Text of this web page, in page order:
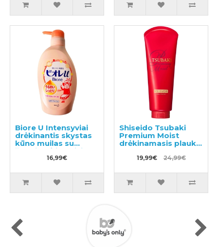
Biore U Intensyviai
drėkinantis skystas
kūno muilas su
švelniu gėlių-vaisių
aromatou 480ml
16,99€
Shiseido Tsubaki
Premium Moist
drėkinamasis plaukų
ramunėlių aliejumi
19,99€ 24,99€